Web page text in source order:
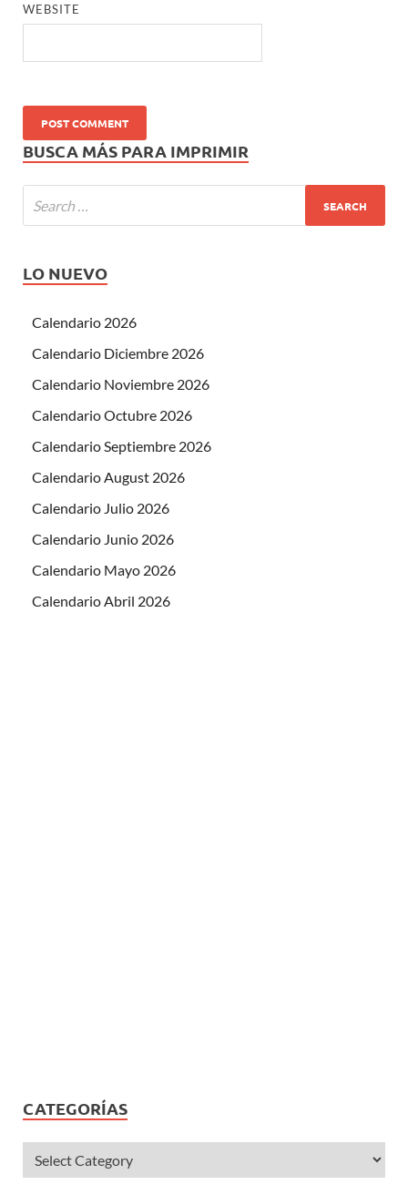
WEBSITE
BUSCA MÁS PARA IMPRIMIR
LO NUEVO
Calendario 2026
Calendario Diciembre 2026
Calendario Noviembre 2026
Calendario Octubre 2026
Calendario Septiembre 2026
Calendario August 2026
Calendario Julio 2026
Calendario Junio 2026
Calendario Mayo 2026
Calendario Abril 2026
CATEGORÍAS